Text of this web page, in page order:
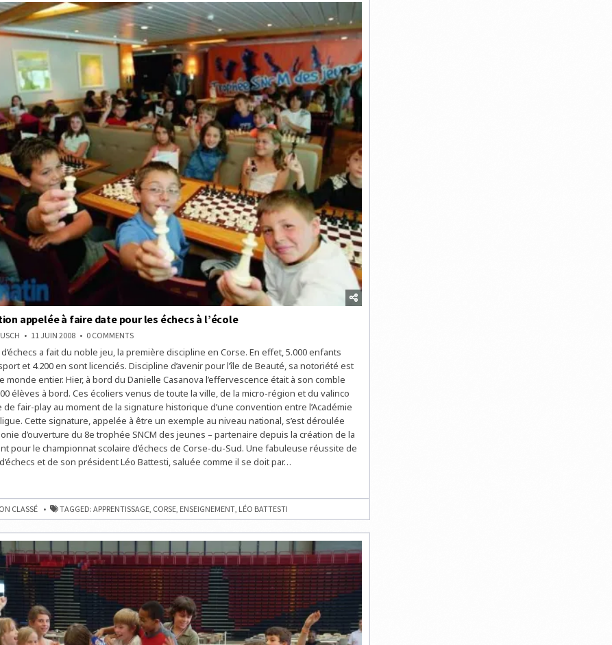
appelée à faire date pour les échecs à l’école
11 JUIN 2008 0 COMMENTSON
CONVENTION
À
FAIRE
DATE
POUR
ÉCHECS
À
L’ÉCOLE
a fait du noble jeu, la première discipline en Corse. En effet, 5.000 enfants
et 4.200 en sont licenciés. Discipline d’avenir pour l’île de Beauté, sa notoriété est
monde entier. Hier, à bord du Danielle Casanova l’effervescence était à son comble
élèves à bord. Ces écoliers venus de toute la ville, de la micro-région et du valinco
fair-play au moment de la signature historique d’une convention entre l’Académie
Cette signature, appelée à être un exemple au niveau national, s’est déroulée
d’ouverture du 8e trophée SNCM des jeunes – partenaire depuis la création de la
pour le championnat scolaire d’échecs de Corse-du-Sud. Une fabuleuse réussite de
et de son président Léo Battesti, saluée comme il se doit par…
CLASSÉ TAGGED: APPRENTISSAGE, CORSE, ENSEIGNEMENT, LÉO BATTESTI